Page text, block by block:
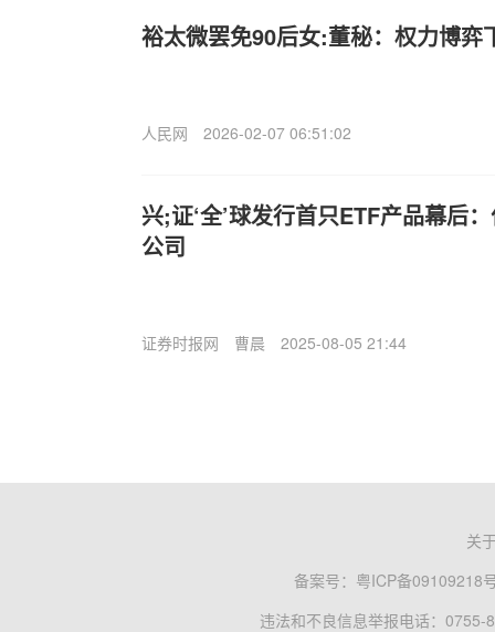
裕太微罢免90后女:董秘：权力博
人民网 2026-02-07 06:51:02
兴;证‘全’球发行首只ETF产品幕后
公司
证券时报网 曹晨 2025-08-05 21:44
关
备案号： 粤ICP备09109218
违法和不良信息举报电话：0755-